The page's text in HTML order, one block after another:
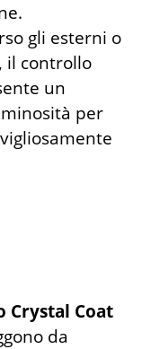
gli esterni o
il controllo
un
per
Crystal Coat
da